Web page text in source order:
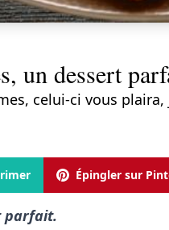
un dessert
celui-ci vous
Épingler sur
parfait.